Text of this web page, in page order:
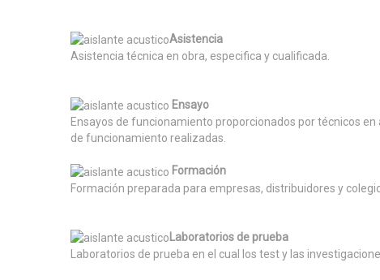
Asistencia
Asistencia técnica en obra, especifica y cualificada.
Ensayo
Ensayos de funcionamiento proporcionados por técnicos
de funcionamiento realizadas.
Formación
Formación preparada para empresas, distribuidores y
Laboratorios de prueba
Laboratorios de prueba en el cual los test y las